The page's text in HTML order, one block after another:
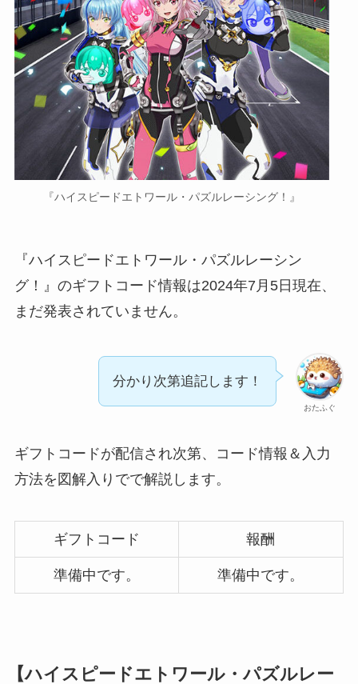
『ハイスピードエトワール・パズルレーシング！』
『ハイスピードエトワール・パズルレーシン
グ！』のギフトコード情報は2024年7月5日現在、
まだ発表されていません。
おたふぐ
分かり次第追記します！
ギフトコードが配信され次第、コード情報＆入力
方法を図解入りでで解説します。
ギフトコード 報酬
準備中です。 準備中です。
【ハイスピードエトワール・パズルレー